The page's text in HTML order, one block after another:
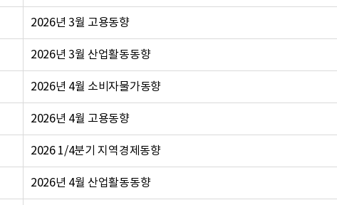
2026년 3월 고용동향
2026년 3월 산업활동동향
2026년 4월 소비자물가동향
2026년 4월 고용동향
2026 1/4분기 지역경제동향
2026년 4월 산업활동동향